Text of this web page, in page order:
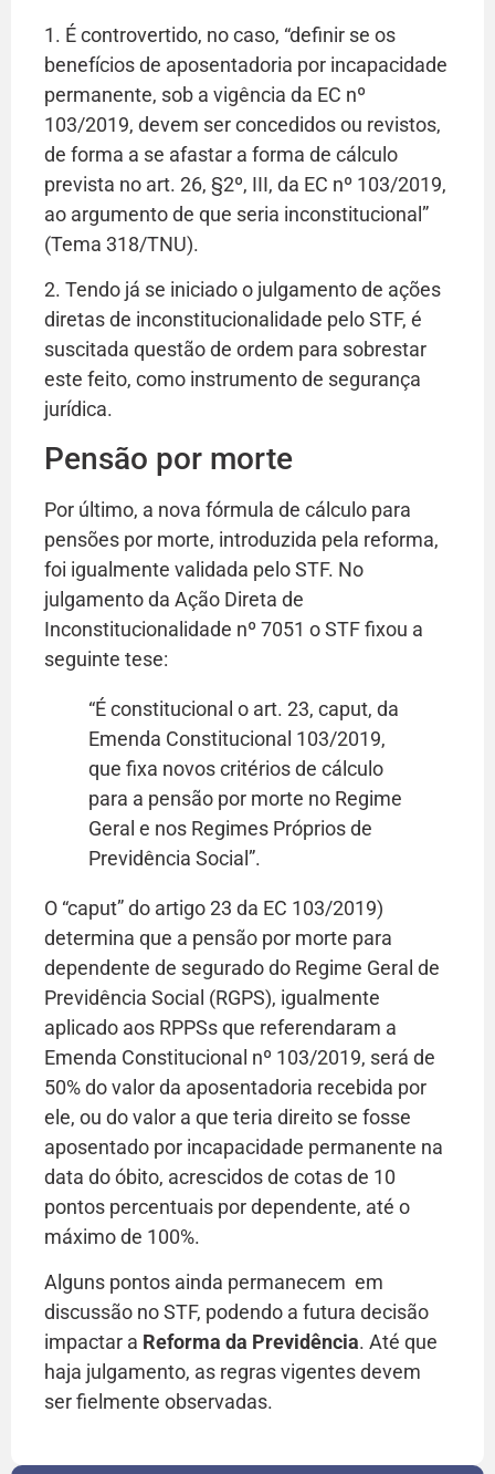
1. É controvertido, no caso, “definir se os
benefícios de aposentadoria por incapacidade
permanente, sob a vigência da EC nº
103/2019, devem ser concedidos ou revistos,
de forma a se afastar a forma de cálculo
prevista no art. 26, §2º, III, da EC nº 103/2019,
ao argumento de que seria inconstitucional”
(Tema 318/TNU).
2. Tendo já se iniciado o julgamento de ações
diretas de inconstitucionalidade pelo STF, é
suscitada questão de ordem para sobrestar
este feito, como instrumento de segurança
jurídica.
Pensão por morte
Por último, a nova fórmula de cálculo para
pensões por morte, introduzida pela reforma,
foi igualmente validada pelo STF. No
julgamento da Ação Direta de
Inconstitucionalidade nº 7051 o STF fixou a
seguinte tese:
“É constitucional o art. 23, caput, da
Emenda Constitucional 103/2019,
que fixa novos critérios de cálculo
para a pensão por morte no Regime
Geral e nos Regimes Próprios de
Previdência Social”.
O “caput” do artigo 23 da EC 103/2019)
determina que a pensão por morte para
dependente de segurado do Regime Geral de
Previdência Social (RGPS), igualmente
aplicado aos RPPSs que referendaram a
Emenda Constitucional nº 103/2019, será de
50% do valor da aposentadoria recebida por
ele, ou do valor a que teria direito se fosse
aposentado por incapacidade permanente na
data do óbito, acrescidos de cotas de 10
pontos percentuais por dependente, até o
máximo de 100%.
Alguns pontos ainda permanecem em
discussão no STF, podendo a futura decisão
impactar a Reforma da Previdência. Até que
haja julgamento, as regras vigentes devem
ser fielmente observadas.